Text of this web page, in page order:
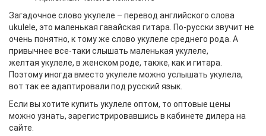
Загадочное слово укулеле – перевод английского слова
ukulele, это маленькая гавайская гитара. По-русски звучит не
очень понятно, к тому же слово укулеле среднего рода. А
привычнее все-таки слышать маленькая укулеле,
желтая укулеле, в женском роде, также, как и гитара.
Поэтому иногда вместо укулеле можно услышать укулела,
вот так ее адаптировали под русский язык.
Если вы хотите купить укулеле оптом, то оптовые цены
можно узнать, зарегистрировавшись в кабинете дилера на
сайте.